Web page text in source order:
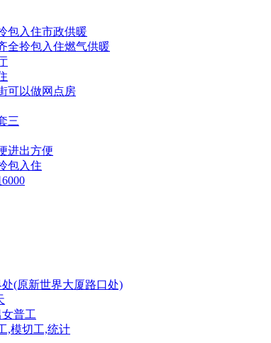
包入住市政供暖
全拎包入住燃气供暖
可以做网点房
三
进出方便
包入住
(原新世界大厦路口处)
普工
,模切工,统计